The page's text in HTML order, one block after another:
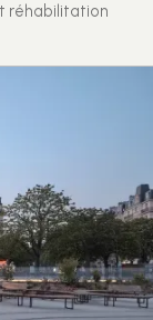
réhabilitation